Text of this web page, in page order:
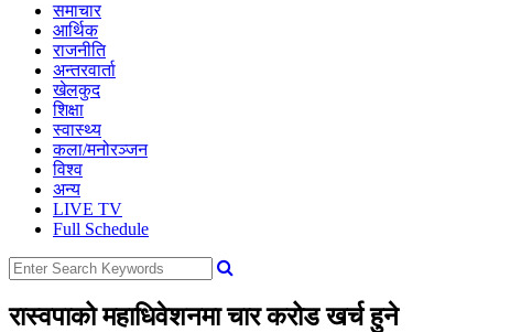
समाचार
आर्थिक
राजनीति
अन्तरवार्ता
खेलकुद
शिक्षा
स्वास्थ्य
कला/मनोरञ्जन
विश्व
अन्य
LIVE TV
Full Schedule
रास्वपाको महाधिवेशनमा चार करोड खर्च हुने